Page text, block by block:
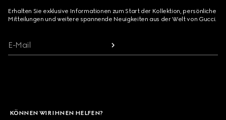
Erhalten Sie exklusive Informationen zum Start der Kollektion, persönliche
Mitteilungen und weitere spannende Neuigkeiten aus der Welt von Gucci.
E-Mail
KÖNNEN WIR IHNEN HELFEN?